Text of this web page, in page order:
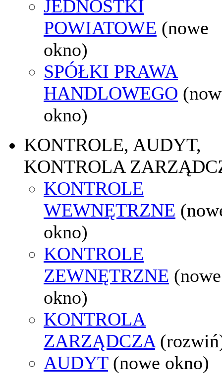
JEDNOSTKI
POWIATOWE (nowe
okno)
SPÓŁKI PRAWA
HANDLOWEGO
okno)
KONTROLE, AUDYT,
KONTROLA
KONTROLE
WEWNĘTRZNE
okno)
KONTROLE
ZEWNĘTRZNE (nowe
okno)
KONTROLA
ZARZĄDCZA
AUDYT (nowe okno)